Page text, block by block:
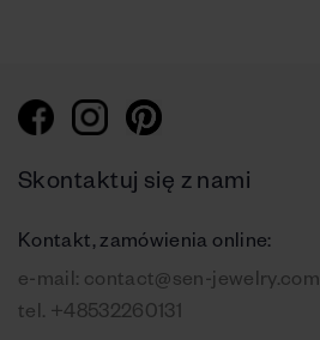
Skontaktuj się z nami
Kontakt, zamówienia online:
e-mail: contact@sen-jewelry.com
tel. +48532260131